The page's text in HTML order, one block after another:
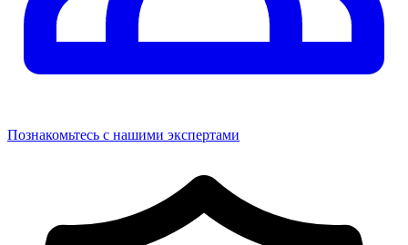
Познакомьтесь с нашими экспертами